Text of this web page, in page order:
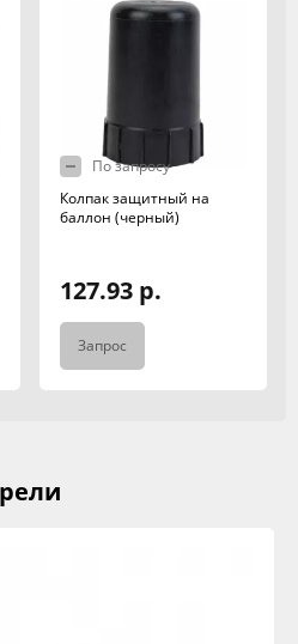
По запросу
Колпак защитный на
баллон (черный)
127.93 р.
Запрос